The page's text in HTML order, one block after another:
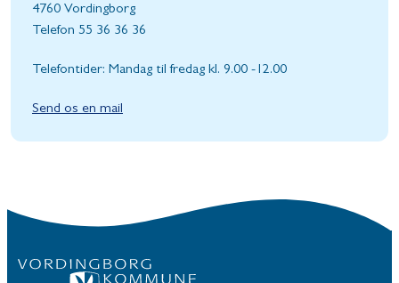
4760 Vordingborg
Telefon 55 36 36 36
Telefontider: Mandag til fredag kl. 9.00 -12.00
Send os en mail